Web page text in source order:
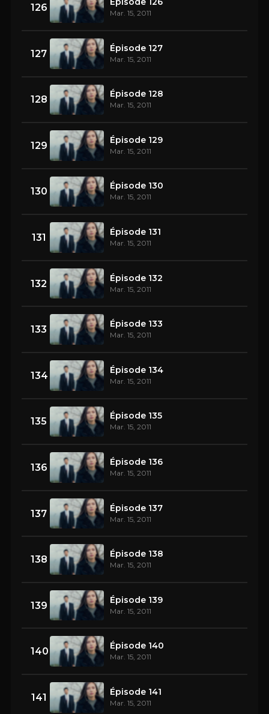
126 Mar. 15, 2011
127 Épisode 127
Mar. 15, 2011
128 Épisode 128
Mar. 15, 2011
129 Épisode 129
Mar. 15, 2011
130 Épisode 130
Mar. 15, 2011
131 Épisode 131
Mar. 15, 2011
132 Épisode 132
Mar. 15, 2011
133 Épisode 133
Mar. 15, 2011
134 Épisode 134
Mar. 15, 2011
135 Épisode 135
Mar. 15, 2011
136 Épisode 136
Mar. 15, 2011
137 Épisode 137
Mar. 15, 2011
138 Épisode 138
Mar. 15, 2011
139 Épisode 139
Mar. 15, 2011
140 Épisode 140
Mar. 15, 2011
141 Épisode 141
Mar. 15, 2011